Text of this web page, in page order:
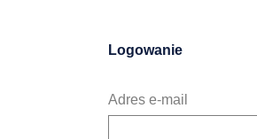
Logowanie
Adres e-mail